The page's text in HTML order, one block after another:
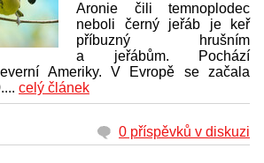
Aronie čili temnoplodec
neboli černý jeřáb je keř
příbuzný hrušním
a jeřábům. Pochází
Ameriky. V Evropě se začala
celý článek
0 příspěvků v diskuzi